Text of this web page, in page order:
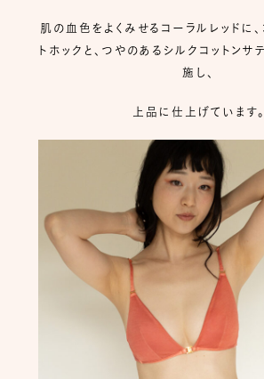
肌の血色をよくみせるコーラルレッドに
トホックと、つやのあるシルクコットンサ
施し、
上品に仕上げています。